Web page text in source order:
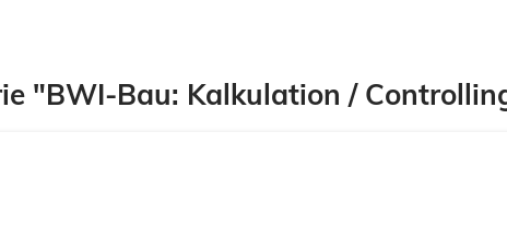
"BWI-Bau: Kalkulation /